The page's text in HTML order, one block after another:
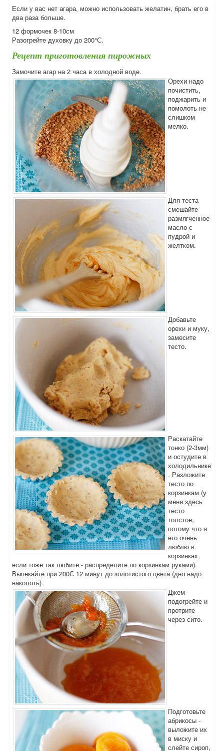
Если у вас нет агара, можно использовать желатин, брать его в
два раза больше.
12 формочек 8-10см
Разогрейте духовку до 200°С.
Рецепт приготовления пирожных
Замочите агар на 2 часа в холодной воде.
Орехи надо
почистить,
поджарить и
помолоть не
слишком
мелко.
Для теста
смешайте
размягченное
масло с
пудрой и
желтком.
Добавьте
орехи и муку,
замесите
тесто.
Раскатайте
тонко (2-3мм)
и остудите в
холодильнике
. Разложите
тесто по
корзинкам (у
меня здесь
тесто
толстое,
потому что я
его очень
люблю в
корзинках,
если тоже так любите - распределите по корзинкам руками).
Выпекайте при 200С 12 минут до золотистого цвета (дно надо
наколоть).
Джем
подогрейте и
протрите
через сито.
Подготовьте
абрикосы -
выложите их
в миску и
слейте сироп,